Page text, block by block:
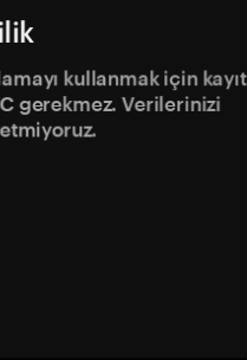
kullanmak için kayıt
gerekmez. Verilerinizi